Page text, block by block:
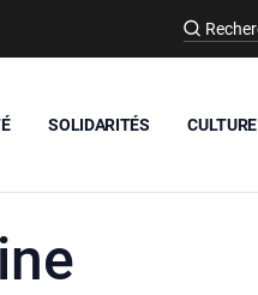
SOLIDARITÉS CULTURE